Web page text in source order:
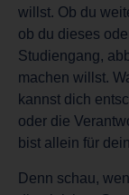
willst. Ob du
ob du dieses
Studiengang,
machen willst.
kannst dich
oder die
bist allein für
Denn schau,